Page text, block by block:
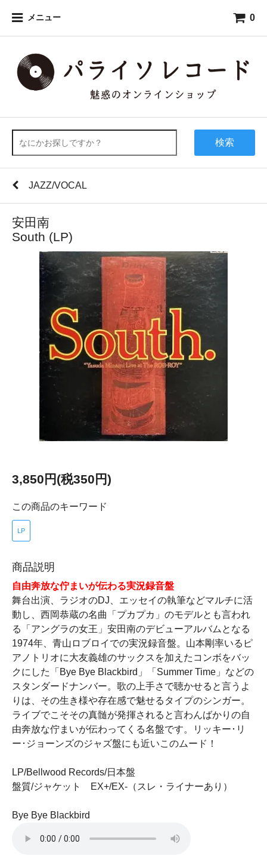
メニュー 0
検索
JAZZ/VOCAL
安田南
South (LP)
3,850円(税350円)
この商品のキーワード
LP
商品説明
自由奔放な佇まいが伝わる実況録音盤
舞台出演、ラジオのDJ、エッセイの執筆などマルチに活
動し、西岡恭蔵の名曲「プカプカ」のモデルとも言われ
る「アングラの女王」安田南のデビューアルバムとなる
1974年、青山ロブロイでの実況録音盤。山本剛率いるピ
アノトリオに大友義雄のサックスを加えたコンボをバッ
クにした「Bye Bye Blackbird」「Summer Time」などの
スタンダードナンバー。歌の上手さで聴かせると言うよ
りは、その生き様や存在感で魅せるタイプのシンガー。
ライブでこそその真髄が発揮されると言わんばかりの自
由奔放な佇まいが伝わってくる名盤です。リッキー･リ
ー･ジョーンズのジャズ盤にも近いこのムード！
LP/Bellwood Records/日本盤
盤質/ジャケット EX+/EX-（スレ・ライナーあり）
Bye Bye Blackbird